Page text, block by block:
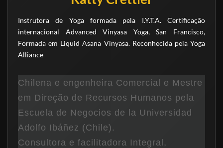
Instrutora de Yoga formada pela I.Y.T.A. Certificação
internacional Advanced Vinyasa Yoga, San Francisco,
Formada em Liquid Asana Vinyasa. Reconhecida pela Yoga
Alliance
Chilena e engenheira Comercial e Mestre
em Direção de Recursos Humanos pela
Escuela de Negocios de la Universidad
Adolfo Ibáñez (Chile).
Consultora e facilitadora Integral,